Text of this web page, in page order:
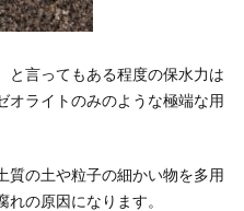
と言ってもある程度の保水力は
オライトのみのような極端な用
質の土や粒子の細かい物を多用
の原因になります。